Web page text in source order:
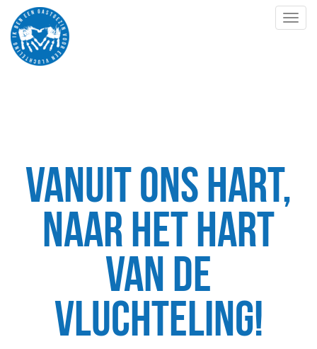
OVER JURRIEN EN
Vanuit ons hart,
naar het hart
van de
vluchteling!